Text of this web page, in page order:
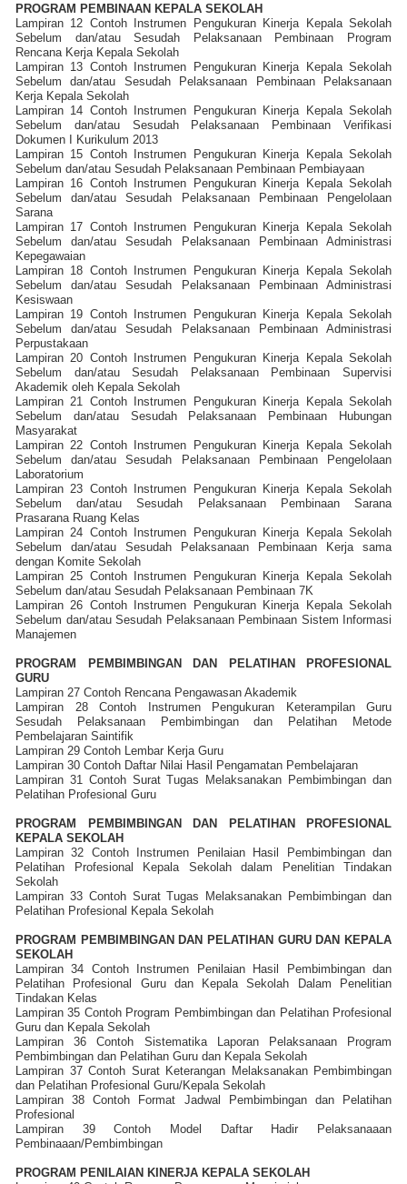
PROGRAM PEMBINAAN KEPALA SEKOLAH
Lampiran 12 Contoh Instrumen Pengukuran Kinerja Kepala Sekolah
Sebelum dan/atau Sesudah Pelaksanaan Pembinaan Program
Rencana Kerja Kepala Sekolah
Lampiran 13 Contoh Instrumen Pengukuran Kinerja Kepala Sekolah
Sebelum dan/atau Sesudah Pelaksanaan Pembinaan Pelaksanaan
Kerja Kepala Sekolah
Lampiran 14 Contoh Instrumen Pengukuran Kinerja Kepala Sekolah
Sebelum dan/atau Sesudah Pelaksanaan Pembinaan Verifikasi
Dokumen I Kurikulum 2013
Lampiran 15 Contoh Instrumen Pengukuran Kinerja Kepala Sekolah
Sebelum dan/atau Sesudah Pelaksanaan Pembinaan Pembiayaan
Lampiran 16 Contoh Instrumen Pengukuran Kinerja Kepala Sekolah
Sebelum dan/atau Sesudah Pelaksanaan Pembinaan Pengelolaan
Sarana
Lampiran 17 Contoh Instrumen Pengukuran Kinerja Kepala Sekolah
Sebelum dan/atau Sesudah Pelaksanaan Pembinaan Administrasi
Kepegawaian
Lampiran 18 Contoh Instrumen Pengukuran Kinerja Kepala Sekolah
Sebelum dan/atau Sesudah Pelaksanaan Pembinaan Administrasi
Kesiswaan
Lampiran 19 Contoh Instrumen Pengukuran Kinerja Kepala Sekolah
Sebelum dan/atau Sesudah Pelaksanaan Pembinaan Administrasi
Perpustakaan
Lampiran 20 Contoh Instrumen Pengukuran Kinerja Kepala Sekolah
Sebelum dan/atau Sesudah Pelaksanaan Pembinaan Supervisi
Akademik oleh Kepala Sekolah
Lampiran 21 Contoh Instrumen Pengukuran Kinerja Kepala Sekolah
Sebelum dan/atau Sesudah Pelaksanaan Pembinaan Hubungan
Masyarakat
Lampiran 22 Contoh Instrumen Pengukuran Kinerja Kepala Sekolah
Sebelum dan/atau Sesudah Pelaksanaan Pembinaan Pengelolaan
Laboratorium
Lampiran 23 Contoh Instrumen Pengukuran Kinerja Kepala Sekolah
Sebelum dan/atau Sesudah Pelaksanaan Pembinaan Sarana
Prasarana Ruang Kelas
Lampiran 24 Contoh Instrumen Pengukuran Kinerja Kepala Sekolah
Sebelum dan/atau Sesudah Pelaksanaan Pembinaan Kerja sama
dengan Komite Sekolah
Lampiran 25 Contoh Instrumen Pengukuran Kinerja Kepala Sekolah
Sebelum dan/atau Sesudah Pelaksanaan Pembinaan 7K
Lampiran 26 Contoh Instrumen Pengukuran Kinerja Kepala Sekolah
Sebelum dan/atau Sesudah Pelaksanaan Pembinaan Sistem Informasi
Manajemen
PROGRAM PEMBIMBINGAN DAN PELATIHAN PROFESIONAL
GURU
Lampiran 27 Contoh Rencana Pengawasan Akademik
Lampiran 28 Contoh Instrumen Pengukuran Keterampilan Guru
Sesudah Pelaksanaan Pembimbingan dan Pelatihan Metode
Pembelajaran Saintifik
Lampiran 29 Contoh Lembar Kerja Guru
Lampiran 30 Contoh Daftar Nilai Hasil Pengamatan Pembelajaran
Lampiran 31 Contoh Surat Tugas Melaksanakan Pembimbingan dan
Pelatihan Profesional Guru
PROGRAM PEMBIMBINGAN DAN PELATIHAN PROFESIONAL
KEPALA SEKOLAH
Lampiran 32 Contoh Instrumen Penilaian Hasil Pembimbingan dan
Pelatihan Profesional Kepala Sekolah dalam Penelitian Tindakan
Sekolah
Lampiran 33 Contoh Surat Tugas Melaksanakan Pembimbingan dan
Pelatihan Profesional Kepala Sekolah
PROGRAM PEMBIMBINGAN DAN PELATIHAN GURU DAN KEPALA
SEKOLAH
Lampiran 34 Contoh Instrumen Penilaian Hasil Pembimbingan dan
Pelatihan Profesional Guru dan Kepala Sekolah Dalam Penelitian
Tindakan Kelas
Lampiran 35 Contoh Program Pembimbingan dan Pelatihan Profesional
Guru dan Kepala Sekolah
Lampiran 36 Contoh Sistematika Laporan Pelaksanaan Program
Pembimbingan dan Pelatihan Guru dan Kepala Sekolah
Lampiran 37 Contoh Surat Keterangan Melaksanakan Pembimbingan
dan Pelatihan Profesional Guru/Kepala Sekolah
Lampiran 38 Contoh Format Jadwal Pembimbingan dan Pelatihan
Profesional
Lampiran 39 Contoh Model Daftar Hadir Pelaksanaaan
Pembinaaan/Pembimbingan
PROGRAM PENILAIAN KINERJA KEPALA SEKOLAH